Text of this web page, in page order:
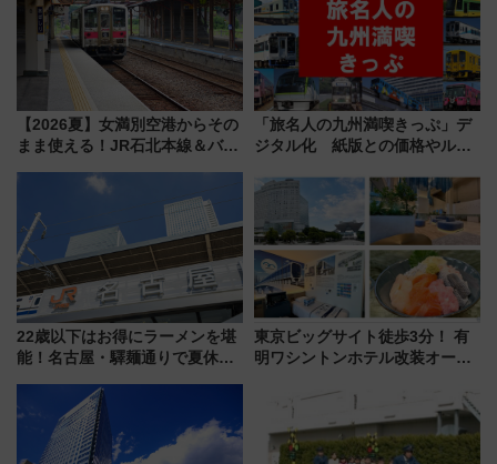
【2026夏】女満別空港からその
まま使える！JR石北本線＆バス
ーパス」でおトクに道東観光
（8/3発売）
「旅名人の九州満喫きっぷ」デ
ジタル化 紙版との価格やルー
22歳以下はお得にラーメンを堪
能！名古屋・驛麺通りで夏休み
よりスタート
東京ビッグサイト徒歩3分！ 有
明ワシントンホテル改装オープ
客室」や海鮮丼が人気の朝食ビ
ュッフェを現地レポ